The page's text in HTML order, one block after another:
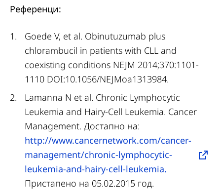
Референци:
Goede V, et al. Obinutuzumab plus
chlorambucil in patients with CLL and
coexisting conditions NEJM 2014;370:1101-
1110 DOI:10.1056/NEJMoa1313984.
Lamanna N et al. Chronic Lymphocytic
Leukemia and Hairy-Cell Leukemia. Cancer
Management. Достапно на:
http://www.cancernetwork.com/cancer-
management/chronic-lymphocytic-
leukemia-and-hairy-cell-leukemia.
Пристапено на 05.02.2015 год.